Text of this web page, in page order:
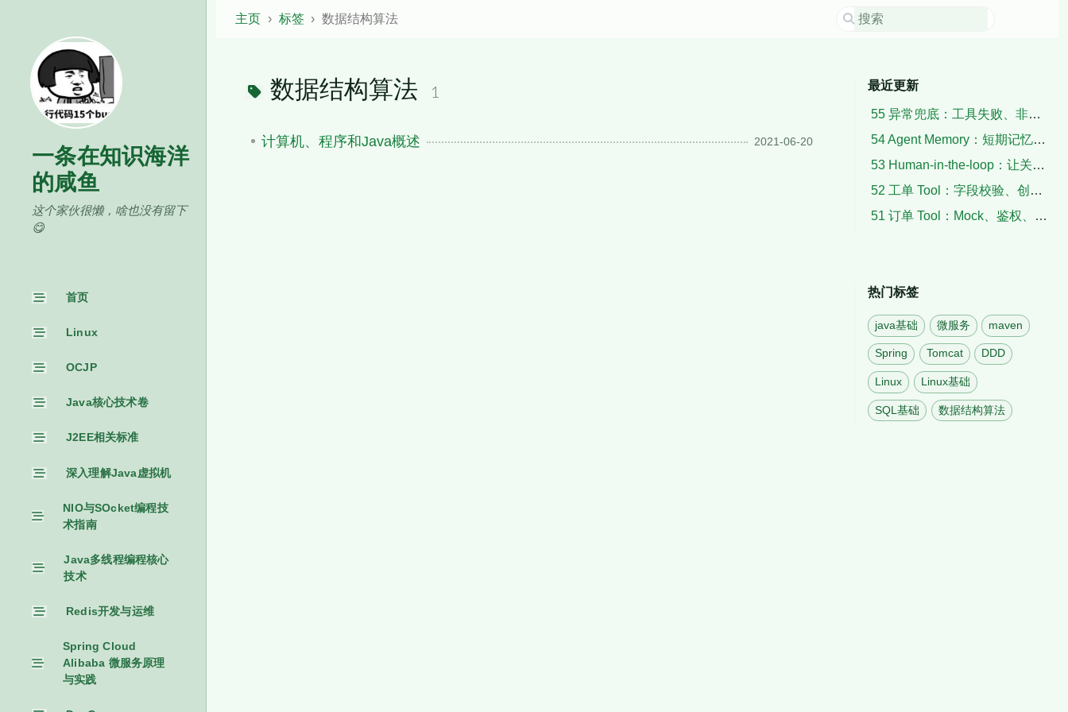
一条在知识海洋
的咸鱼
这个家伙很懒，啥也没有留下
😋
首页
Linux
OCJP
Java核心技术卷
J2EE相关标准
深入理解Java虚拟机
NIO与SOcket编程技
术指南
Java多线程编程核心
技术
Redis开发与运维
Spring Cloud
Alibaba 微服务原理
与实践
主页 标签 数据结构算法
数据结构算法 1
计算机、程序和Java概述 2021-06-20
最近更新
55 异常兜底：工具失败、非法输出、空检索与超时
54 Agent Memory：短期记忆、用户上下文与摘要
53 Human-in-the-loop：让关键动作暂停、确认与恢复
52 工单 Tool：字段校验、创建结果与失败补偿
51 订单 Tool：Mock、鉴权、状态解析与脱敏
热门标签
java基础 微服务 maven
Spring Tomcat DDD
Linux Linux基础
SQL基础 数据结构算法